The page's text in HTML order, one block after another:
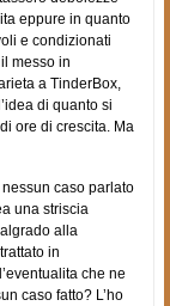
eppure in quanto
e condizionati
messo in
a TinderBox,
di quanto si
ore di crescita. Ma
caso parlato
una striscia
alla
in
che ne
caso fatto? L’ho